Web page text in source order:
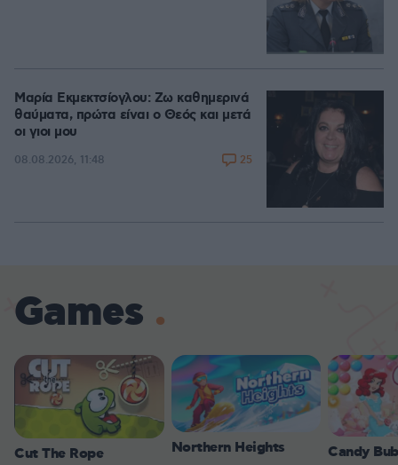
Μαρία Εκμεκτσίογλου: Ζω καθημερινά
θαύματα, πρώτα είναι ο Θεός και μετά
οι γιοι μου
08.08.2026, 11:48 25
Games
Cut The Rope Northern Heights Candy